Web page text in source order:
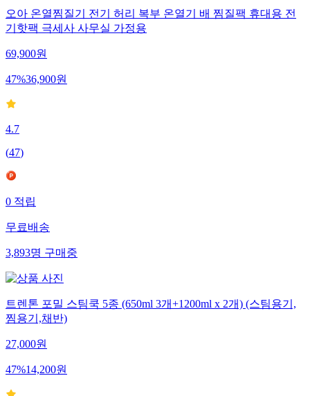
오아 온열찜질기 전기 허리 복부 온열기 배 찜질팩 휴대용 전
기핫팩 극세사 사무실 가정용
69,900원
47%36,900원
4.7
(47)
0적립
무료배송
3,893명구매중
트렌톤 포밀 스팀쿡 5종 (650ml 3개+1200ml x 2개) (스팀용기,
찜용기,채반)
27,000원
47%14,200원